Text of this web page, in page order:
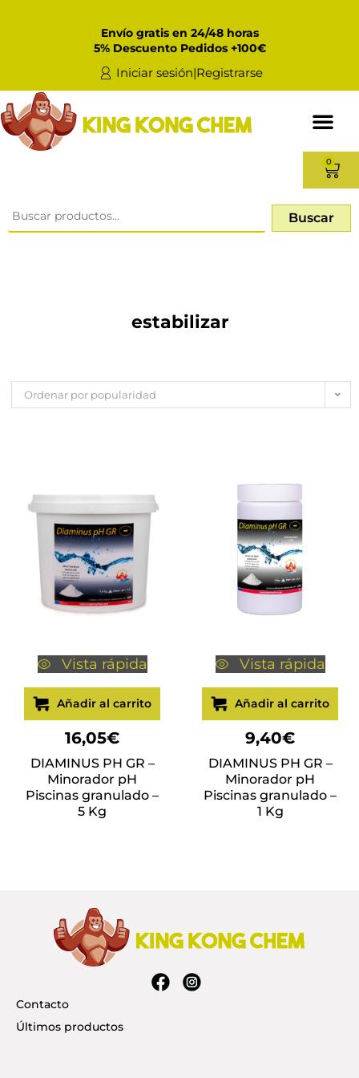
Envío gratis en 24/48 horas
5% Descuento Pedidos +100€
Iniciar sesión|Registrarse
0
Buscar
estabilizar
Ordenar por popularidad
Vista rápida
Añadir al carrito
16,05€
DIAMINUS PH GR –
Minorador pH
Piscinas granulado –
5 Kg
Vista rápida
Añadir al carrito
9,40€
DIAMINUS PH GR –
Minorador pH
Piscinas granulado –
1 Kg
Contacto
Últimos productos